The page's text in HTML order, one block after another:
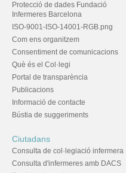
Protecció de dades Fundació
Infermeres Barcelona
ISO-9001-ISO-14001-RGB.png
Com ens organitzem
Consentiment de comunicacions
Què és el Col·legi
Portal de transparència
Publicacions
Informació de contacte
Bústia de suggeriments
Ciutadans
Consulta de col·legiació infermera
Consulta d'infermeres amb DACS